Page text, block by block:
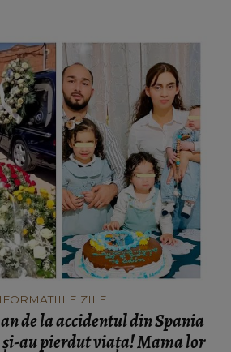
ZILEI
de la accidentul din Spania
au pierdut viața! Mama lor